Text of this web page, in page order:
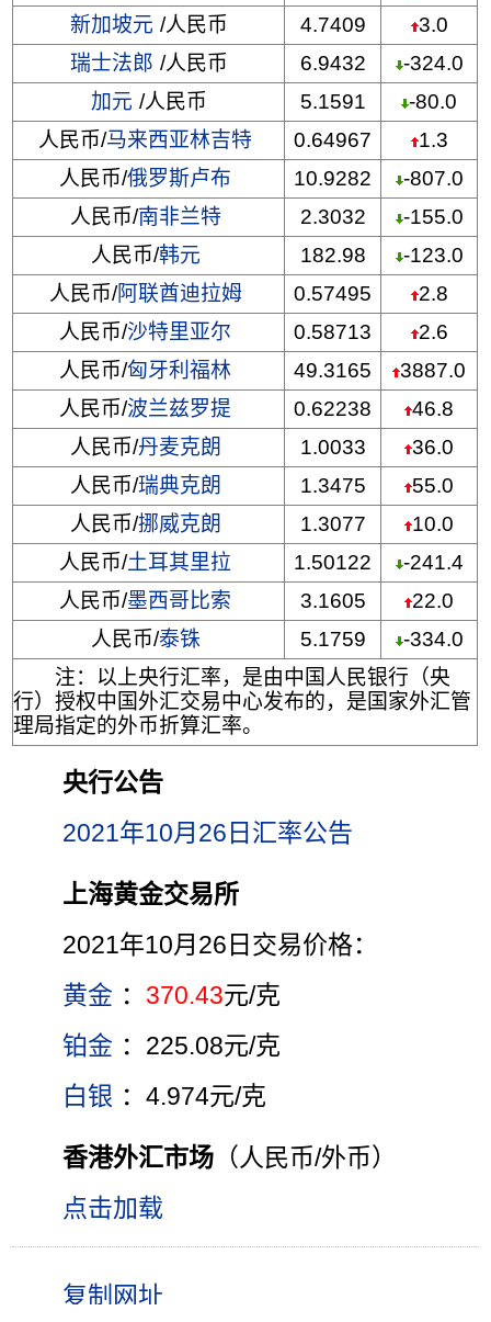
新加坡元 /人民币 4.7409
3.0
瑞士法郎 /人民币 6.9432
-324.0
加元 /人民币 5.1591
-80.0
人民币/马来西亚林吉特 0.64967
1.3
人民币/俄罗斯卢布 10.9282
-807.0
人民币/南非兰特 2.3032
-155.0
人民币/韩元 182.98
-123.0
人民币/阿联酋迪拉姆 0.57495
2.8
人民币/沙特里亚尔 0.58713
2.6
人民币/匈牙利福林 49.3165
3887.0
人民币/波兰兹罗提 0.62238
46.8
人民币/丹麦克朗 1.0033
36.0
人民币/瑞典克朗 1.3475
55.0
人民币/挪威克朗 1.3077
10.0
人民币/土耳其里拉 1.50122
-241.4
人民币/墨西哥比索 3.1605
22.0
人民币/泰铢 5.1759
-334.0
注：以上央行汇率，是由中国人民银行（央
行）授权中国外汇交易中心发布的，是国家外汇管
理局指定的外币折算汇率。
央行公告
2021年10月26日汇率公告
上海黄金交易所
2021年10月26日交易价格：
黄金 ： 370.43元/克
铂金 ：225.08元/克
白银 ：4.974元/克
香港外汇市场 （人民币/外币）
点击加载